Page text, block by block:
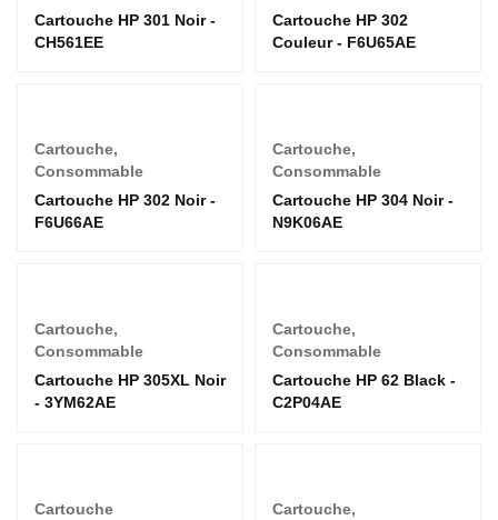
Cartouche HP 301 Noir -
CH561EE
Cartouche HP 302
Couleur - F6U65AE
Cartouche,
Consommable
Cartouche HP 302 Noir -
F6U66AE
Cartouche,
Consommable
Cartouche HP 304 Noir -
N9K06AE
Cartouche,
Consommable
Cartouche HP 305XL Noir
- 3YM62AE
Cartouche,
Consommable
Cartouche HP 62 Black -
C2P04AE
Cartouche
Cartouche,